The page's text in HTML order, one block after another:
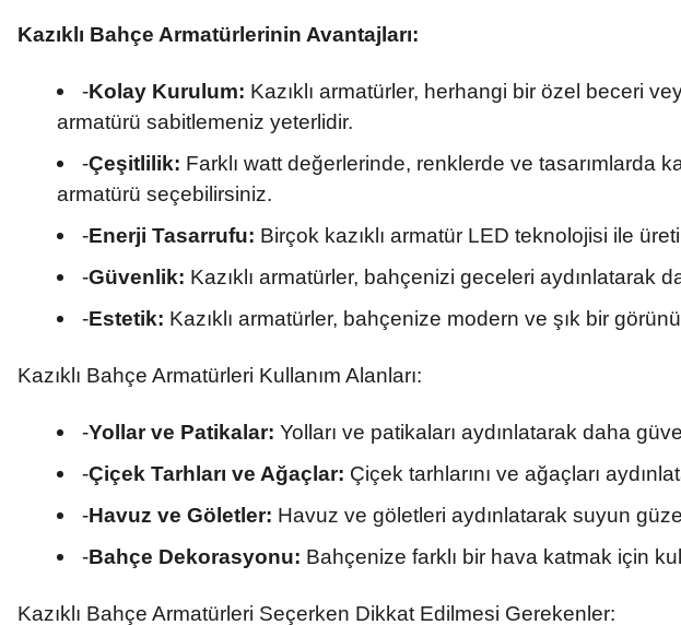
Kazıklı Bahçe Armatürlerinin Avantajları:
-Kolay Kurulum: Kazıklı armatürler, herhangi bir özel beceri
armatürü sabitlemeniz yeterlidir.
-Çeşitlilik: Farklı watt değerlerinde, renklerde ve tasarımlarda
armatürü seçebilirsiniz.
-Enerji Tasarrufu: Birçok kazıklı armatür LED teknolojisi ile
-Güvenlik: Kazıklı armatürler, bahçenizi geceleri aydınlatarak
-Estetik: Kazıklı armatürler, bahçenize modern ve şık bir
Kazıklı Bahçe Armatürleri Kullanım Alanları:
-Yollar ve Patikalar: Yolları ve patikaları aydınlatarak daha
-Çiçek Tarhları ve Ağaçlar: Çiçek tarhlarını ve ağaçları
-Havuz ve Göletler: Havuz ve göletleri aydınlatarak suyun
-Bahçe Dekorasyonu: Bahçenize farklı bir hava katmak için
Kazıklı Bahçe Armatürleri Seçerken Dikkat Edilmesi Gerekenler: